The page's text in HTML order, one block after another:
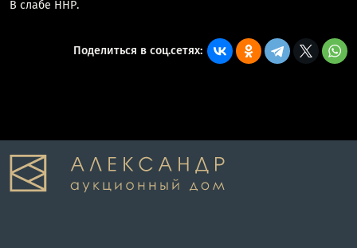
В слабе ННР.
Поделиться в соц.сетях: